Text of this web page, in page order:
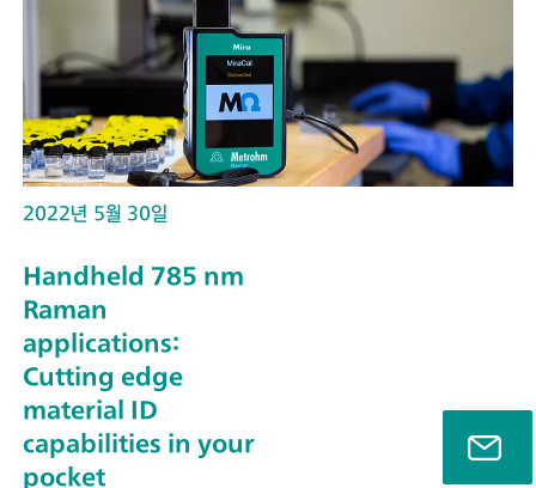
2022년 5월 30일
Handheld 785 nm
Raman
applications:
Cutting edge
material ID
capabilities in your
pocket